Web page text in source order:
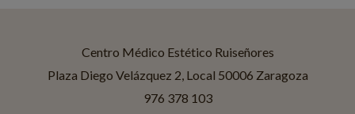
Centro Médico Estético Ruiseñores
Plaza Diego Velázquez 2, Local 50006 Zaragoza
976 378 103
¡Hola! Soy Jessica